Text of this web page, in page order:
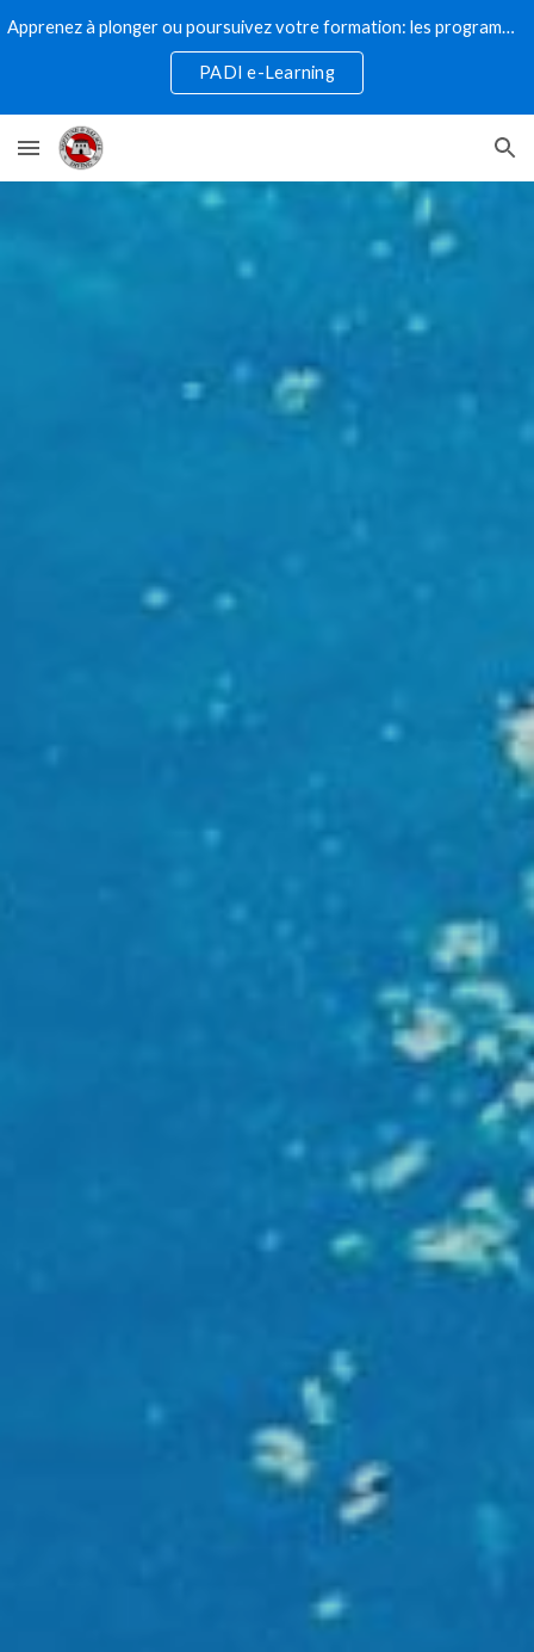
Skip to main content Skip to navigation
Apprenez à plonger ou poursuivez votre formation: les programmes de plongée numériques PADI sont la voie à suivre!
PADI e-Learning